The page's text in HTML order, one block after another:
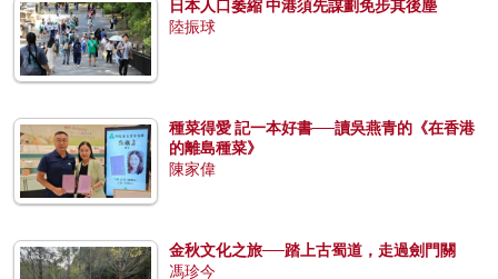
日本人口萎縮 中港須先謀劃免步其後塵
陸振球
種菜得愛 記一本好書──讀吳燕青的《在香港
的離島種菜》
陳家偉
金秋文化之旅──踏上古蜀道，走過劍門關
馮珍今